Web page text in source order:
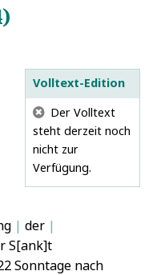
Volltext-Edition
G Der Volltext
steht derzeit noch
nicht zur
Verfügung.
| der |
S[ank]t
Sonntage nach